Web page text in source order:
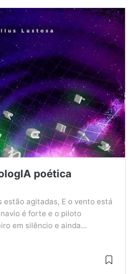
poética
estão agitadas, E o vento está
é forte e o piloto
em silêncio e ainda...